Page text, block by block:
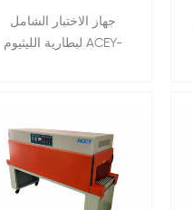
300 أمبير
جهاز الاختبار الشامل
لبطارية الليثيوم ACEY-
بطاريات الليثيوم أيون أو
الليثيوم بوليمر، والتي
تستخدم عادة في مجموعة
واسعة من التطبيقات، بما